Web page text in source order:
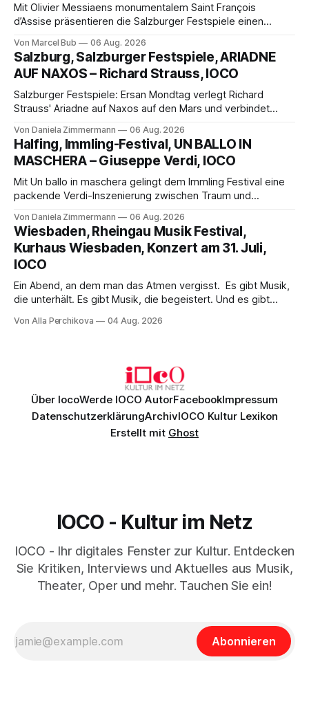
Mit Olivier Messiaens monumentalem Saint François
d’Assise präsentieren die Salzburger Festspiele einen
eine bildgewaltige Inszenierung, Maxime Pascal entfaltet
die komplexe Partitur eindrucksvoll, Philippe Sly berührt als
Franziskus.
Von Marcel Bub 06 Aug. 2026
Salzburg, Salzburger Festspiele, ARIADNE
AUF NAXOS – Richard Strauss, IOCO
Salzburger Festspiele: Ersan Mondtag verlegt Richard
Strauss' Ariadne auf Naxos auf den Mars und verbindet
Aufführung mit starken Solisten und den Wiener
Philharmonikern, szenisch bleibt der zweite Akt jedoch
hinter den Erwartungen zurück.
Von Daniela Zimmermann 06 Aug. 2026
Halfing, Immling-Festival, UN BALLO IN
MASCHERA – Giuseppe Verdi, IOCO
Mit Un ballo in maschera gelingt dem Immling Festival eine
packende Verdi-Inszenierung zwischen Traum und
psychologische Tiefe mit starken Bildern, getragen von
einem spielfreudigen Ensemble und einer musikalisch
überzeugenden Gesamtleistung.
Von Daniela Zimmermann 06 Aug. 2026
Wiesbaden, Rheingau Musik Festival,
Kurhaus Wiesbaden, Konzert am 31. Juli,
IOCO
Ein Abend, an dem man das Atmen vergisst. Es gibt Musik,
die unterhält. Es gibt Musik, die begeistert. Und es gibt
Genau so war der Abend im Kurhaus Wiesbaden, an dem
Von Alla Perchikova 04 Aug. 2026
Über IocoWerde IOCO AutorFacebookImpressum
DatenschutzerklärungArchivIOCO Kultur Lexikon
Erstellt mit Ghost
IOCO - Kultur im Netz
IOCO - Ihr digitales Fenster zur Kultur. Entdecken
Sie Kritiken, Interviews und Aktuelles aus Musik,
Theater, Oper und mehr. Tauchen Sie ein!
Abonnieren